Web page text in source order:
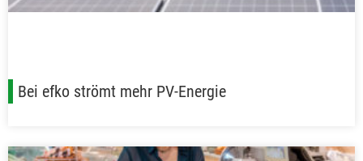
Bei efko strömt mehr PV-Energie